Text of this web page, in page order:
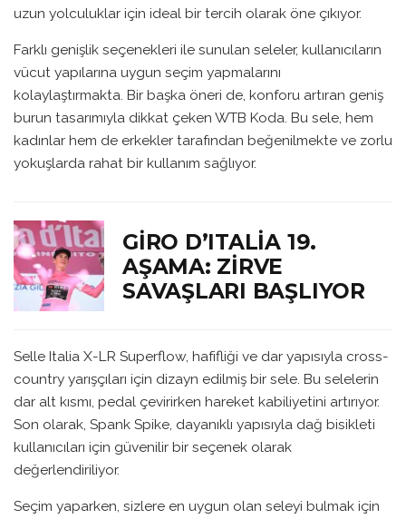
uzun yolculuklar için ideal bir tercih olarak öne çıkıyor.
Farklı genişlik seçenekleri ile sunulan seleler, kullanıcıların
vücut yapılarına uygun seçim yapmalarını
kolaylaştırmakta. Bir başka öneri de, konforu artıran geniş
burun tasarımıyla dikkat çeken WTB Koda. Bu sele, hem
kadınlar hem de erkekler tarafından beğenilmekte ve zorlu
yokuşlarda rahat bir kullanım sağlıyor.
GIRO D’ITALIA 19.
AŞAMA: ZIRVE
SAVAŞLARI BAŞLIYOR
Selle Italia X-LR Superflow, hafifliği ve dar yapısıyla cross-
country yarışçıları için dizayn edilmiş bir sele. Bu selelerin
dar alt kısmı, pedal çevirirken hareket kabiliyetini artırıyor.
Son olarak, Spank Spike, dayanıklı yapısıyla dağ bisikleti
kullanıcıları için güvenilir bir seçenek olarak
değerlendiriliyor.
Seçim yaparken, sizlere en uygun olan seleyi bulmak için